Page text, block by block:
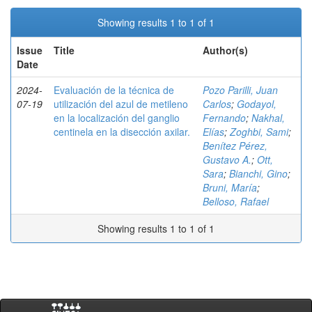
Showing results 1 to 1 of 1
Issue
Date
Title Author(s)
2024-
07-19
Evaluación de la técnica de
utilización del azul de metileno
en la localización del ganglio
centinela en la disección axilar.
Pozo Parilli, Juan
Carlos; Godayol,
Fernando; Nakhal,
Elías;Zoghbi, Sami;
Benítez Pérez,
Gustavo A.; Ott,
Sara; Bianchi, Gino;
Bruni, María;
Belloso, Rafael
Showing results 1 to 1 of 1